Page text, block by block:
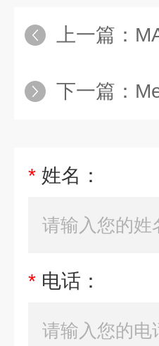
上一篇：
下一篇：
* 姓名：
* 电话：